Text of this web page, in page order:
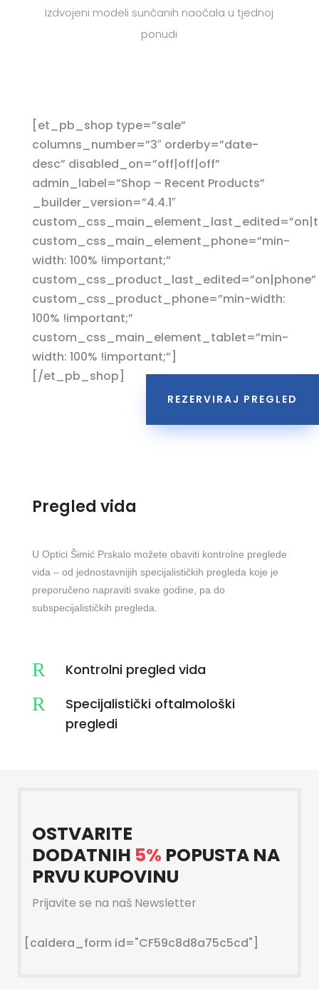
Izdvojeni modeli sunčanih naočala u tjednoj
ponudi
[et_pb_shop type=”sale”
columns_number=”3″ orderby=”date-
desc” disabled_on=”off|off|off”
admin_label=”Shop – Recent Products”
_builder_version=”4.4.1″
custom_css_main_element_phone=”min-
width: 100% !important;”
custom_css_product_last_edited=”on|phone”
custom_css_product_phone=”min-width:
100% !important;”
custom_css_main_element_tablet=”min-
width: 100% !important;”]
[/et_pb_shop]
REZERVIRAJ PREGLED
Pregled vida
U Optici Šimić Prskalo možete obaviti kontrolne preglede
vida – od jednostavnijih specijalističkih pregleda koje je
preporučeno napraviti svake godine, pa do
subspecijalističkih pregleda.
R Kontrolni pregled vida
R
Specijalistički oftalmološki
pregledi
OSTVARITE
DODATNIH 5% POPUSTA NA
PRVU KUPOVINU
Prijavite se na naš Newsletter
[caldera_form id="CF59c8d8a75c5cd"]